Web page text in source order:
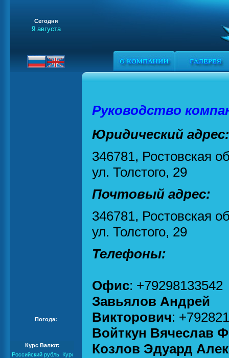
Сегодня
9 августа
Погода:
Курс Валют:
Российский рубль
Руководство
Юридический адрес:
346781, Ростовская
ул. Толстого, 29
Почтовый адрес:
346781, Ростовская
ул. Толстого, 29
Телефоны:
Офис: +79298133542
Завьялов Андрей
Викторович:
Войткун Вячеслав
Козлов Эдуард